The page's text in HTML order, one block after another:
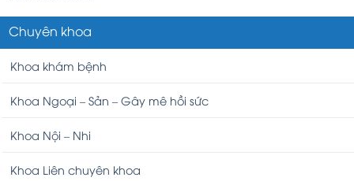
Chuyên khoa
Khoa khám bệnh
Khoa Ngoại – Sản – Gây mê hồi sức
Khoa Nội – Nhi
Khoa Liên chuyên khoa